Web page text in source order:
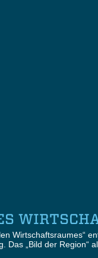
Wirtschaftsraumes“
Das „Bild der Region“